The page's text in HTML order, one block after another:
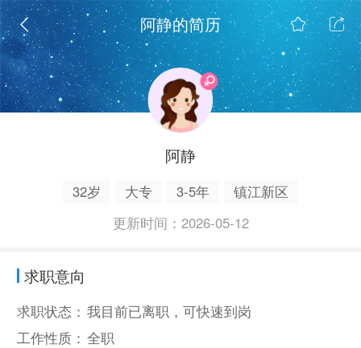
阿静的简历
阿静
32岁 大专 3-5年
镇江新区
更新时间：2026-05-12
求职意向
求职状态： 我目前已离职，可快速到岗
工作性质： 全职